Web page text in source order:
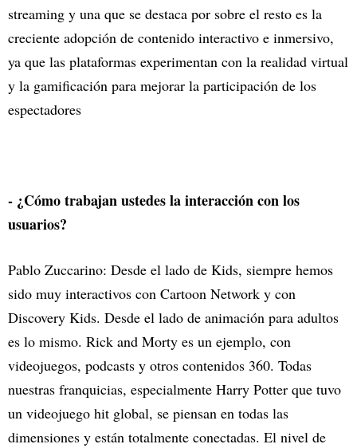
streaming y una que se destaca por sobre el resto es la
creciente adopción de contenido interactivo e inmersivo,
ya que las plataformas experimentan con la realidad virtual
y la gamificación para mejorar la participación de los
espectadores
- ¿Cómo trabajan ustedes la interacción con los
usuarios?
Pablo Zuccarino: Desde el lado de Kids, siempre hemos
sido muy interactivos con Cartoon Network y con
Discovery Kids. Desde el lado de animación para adultos
es lo mismo. Rick and Morty es un ejemplo, con
videojuegos, podcasts y otros contenidos 360. Todas
nuestras franquicias, especialmente Harry Potter que tuvo
un videojuego hit global, se piensan en todas las
dimensiones y están totalmente conectadas. El nivel de